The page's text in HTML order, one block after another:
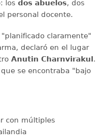
los dos abuelos, dos
personal docente.
claramente"
declaró en el lugar
Anutin Charnvirakul.
se encontraba "bajo
con múltiples